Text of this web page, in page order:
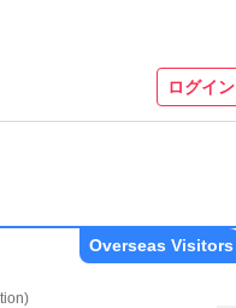
ログイン
Overseas Visitors